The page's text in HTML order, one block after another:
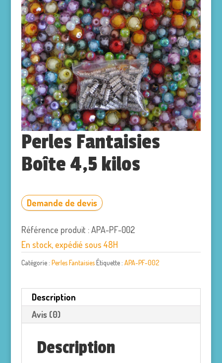
Perles Fantaisies
Boîte 4,5 kilos
Demande de devis
Référence produit : APA-PF-002
En stock, expédié sous 48H
Catégorie : Perles Fantaisies Étiquette : APA-PF-002
Description
Avis (0)
Description